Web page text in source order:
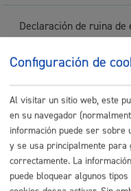
Declaración de ruina de
Denuncias por
actividades
* Online
Configuración de
Al visitar un sitio web, este
en su navegador
información puede ser sobre
y se usa principalmente para
correctamente. La
puede bloquear algunos